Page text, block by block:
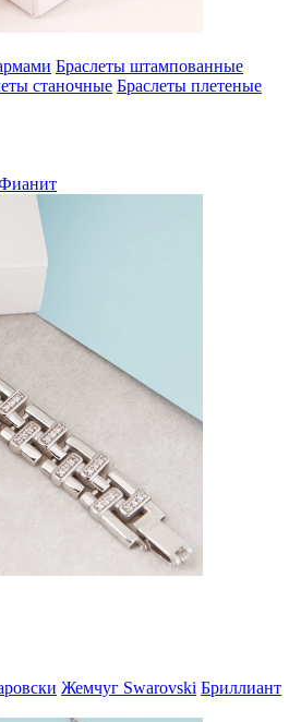
Браслеты штампованные
станочные Браслеты плетеные
Жемчуг Swarovski Бриллиант